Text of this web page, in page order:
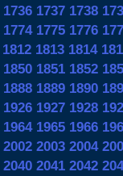
1736 1737 1738
1774 1775 1776
1812 1813 1814
1850 1851 1852
1888 1889 1890
1926 1927 1928
1964 1965 1966
2002 2003 2004
2040 2041 2042